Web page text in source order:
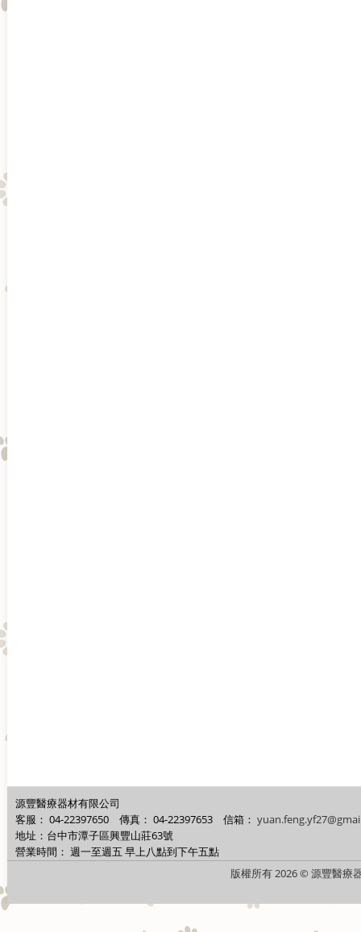
源豐醫療器材有限公司
客服： 04-22397650 傳真： 04-22397653 信箱：
地址：台中市潭子區興豐山莊63號
營業時間： 週一至週五 早上八點到下午五點
版權所有 2026 © 源豐醫療